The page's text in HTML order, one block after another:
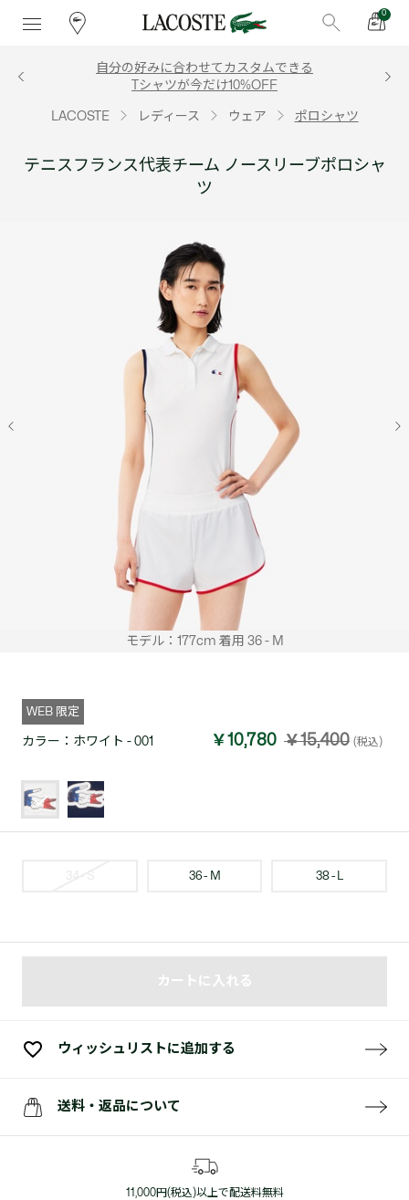
0
自分の好みに合わせてカスタムできる
Tシャツが今だけ10%OFF
LACOSTE レディース ウェア ポロシャツ
テニスフランス代表チーム ノースリーブポロシャ
ツ
モデル：177cm 着用 36 - M
WEB 限定
カラー： ホワイト - 001 ￥10,780 ￥15,400 (税込)
34 - S 36 - M 38 - L
カートに入れる
ウィッシュリストに追加する
送料・返品について
11,000円(税込)以上で配送料無料